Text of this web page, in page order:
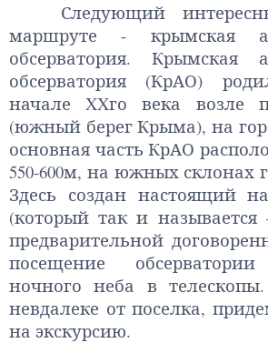
Следующий
маршруте - крымская
обсерватория. Крымская
обсерватория (КрАО)
начале XXго века возле
(южный берег Крыма), на
основная часть КрАО
550-600м, на южных склонах
Здесь создан настоящий
(который так и
предварительной
посещение
ночного неба в
невдалеке от поселка,
на экскурсию.